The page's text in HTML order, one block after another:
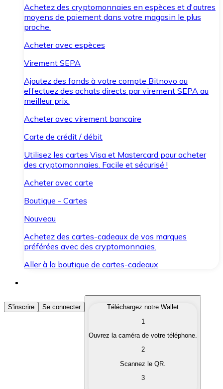
Achetez des cryptomonnaies en espèces et d'autres
moyens de paiement dans votre magasin le plus
proche.
Acheter avec espèces
Virement SEPA
Ajoutez des fonds à votre compte Bitnovo ou
effectuez des achats directs par virement SEPA au
meilleur prix.
Acheter avec virement bancaire
Carte de crédit / débit
Utilisez les cartes Visa et Mastercard pour acheter
des cryptomonnaies. Facile et sécurisé !
Acheter avec carte
Boutique - Cartes
Nouveau
Achetez des cartes-cadeaux de vos marques
préférées avec des cryptomonnaies.
Aller à la boutique de cartes-cadeaux
Acheter des Cryptomonnaies
Achetez les cryptomonnaies qui vous intéressent
Convertissez vos cryptomonnaies en monnaie
S'inscrire Se connecter
Téléchargez notre Wallet
1
Ouvrez la caméra de votre téléphone.
2
Scannez le QR.
3